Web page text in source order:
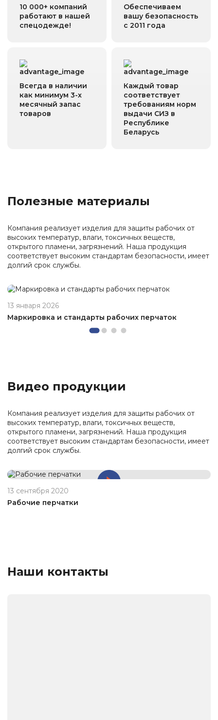
10 000+ компаний
работают в нашей
спецодежде!
Обеспечиваем
вашу безопасность
с 2011 года
Всегда в наличии
как минимум 3-х
месячный запас
товаров
Каждый товар
соответствует
требованиям норм
выдачи СИЗ в
Республике
Беларусь
Полезные материалы
Компания реализует изделия для защиты рабочих от
высоких температур, влаги, токсичных веществ,
открытого пламени, загрязнений. Наша продукция
соответствует высоким стандартам безопасности, имеет
долгий срок службы.
13 января 2026
Маркировка и стандарты рабочих перчаток
Видео продукции
Компания реализует изделия для защиты рабочих от
высоких температур, влаги, токсичных веществ,
открытого пламени, загрязнений. Наша продукция
соответствует высоким стандартам безопасности, имеет
долгий срок службы.
13 сентября 2020
Рабочие перчатки
Наши контакты